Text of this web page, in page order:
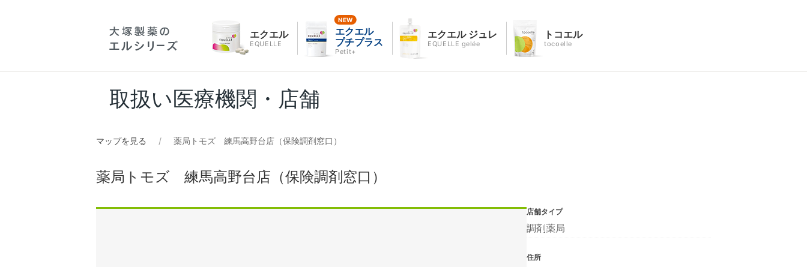
エクエル
EQUELLE
エクエル
プチプラス
Petit+
エクエル ジュレ
EQUELLE gelée
トコエル
tocoelle
取扱い医療機関・店舗
マップを見る 薬局トモズ 練馬高野台店（保険調剤窓口）
薬局トモズ 練馬高野台店（保険調剤窓口）
店舗タイプ
調剤薬局
住所